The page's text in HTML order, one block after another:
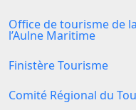
Office de tourisme de
l’Aulne Maritime
Finistère Tourisme
Comité Régional du